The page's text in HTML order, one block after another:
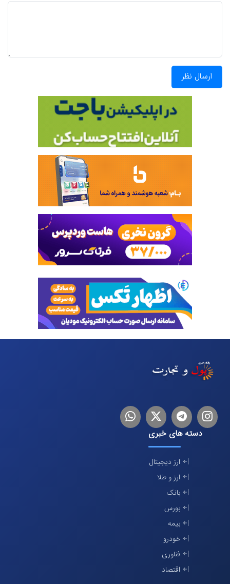
ارسال نظر
اینستاگرام
تلگرام توییترلینکدین
دسته های خبری
ارز دیجیتال
ارز و طلا
بانک
بورس
بیمه
خودرو
فناوری
اقتصاد